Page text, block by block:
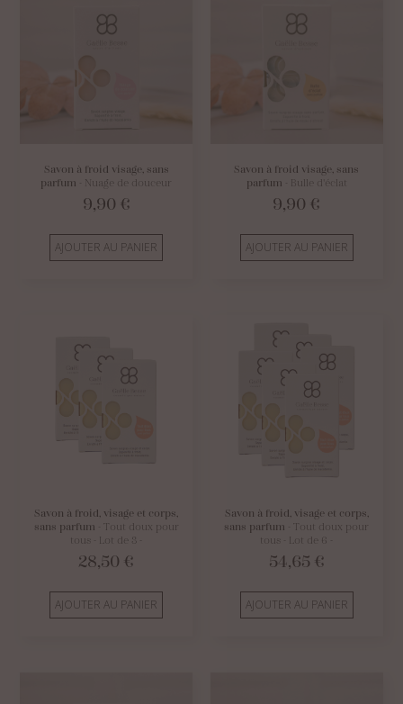
Savon à froid visage, sans
parfum - Nuage de douceur
9,90 €
AJOUTER AU PANIER
Savon à froid visage, sans
parfum - Bulle d'éclat
9,90 €
AJOUTER AU PANIER
Savon à froid, visage et corps,
sans parfum
- Tout doux pour
tous - Lot de 3 -
28,50 €
AJOUTER AU PANIER
Savon à froid, visage et corps,
sans parfum
- Tout doux pour
tous - Lot de 6 -
54,65 €
AJOUTER AU PANIER